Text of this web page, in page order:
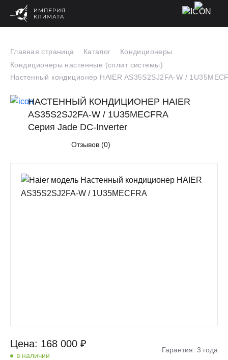
Главная страница Каталог
Кондиционеры
Кондиционеры настенные (сплит системы)
Настенный кондиционер HAIER AS35S2SJ2FA-W /
НАСТЕННЫЙ КОНДИЦИОНЕР HAIER
AS35S2SJ2FA-W / 1U35MECFRA
Серия Jade DC-Inverter
Отзывов (0)
Цена: 168 000 ₽
в наличии
Гарантия: 3 года